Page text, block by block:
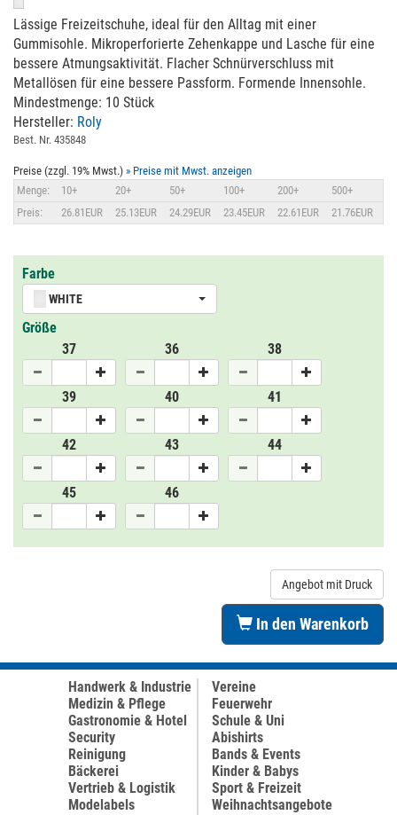
Lässige Freizeitschuhe, ideal für den Alltag mit einer
Gummisohle. Mikroperforierte Zehenkappe und Lasche für eine
bessere Atmungsaktivität. Flacher Schnürverschluss mit
Metallösen für eine bessere Passform. Formende Innensohle.
Mindestmenge: 10 Stück
Hersteller: Roly
Best. Nr. 435848
Preise (zzgl. 19% Mwst.) » Preise mit Mwst. anzeigen
Menge:
10+ 20+ 50+ 100+ 200+
500+
Preis:
26.81EUR 25.13EUR 24.29EUR 23.45EUR 22.61EUR 21.76EUR
Farbe
WHITE
Größe
37
36 38
39 40 41
42 43 44
45 46
Angebot mit Druck
In den Warenkorb
Handwerk & Industrie
Medizin & Pflege
Gastronomie & Hotel
Security
Reinigung
Bäckerei
Vertrieb & Logistik
Modelabels
Vereine
Feuerwehr
Schule & Uni
Abishirts
Bands & Events
Kinder & Babys
Sport & Freizeit
Weihnachtsangebote